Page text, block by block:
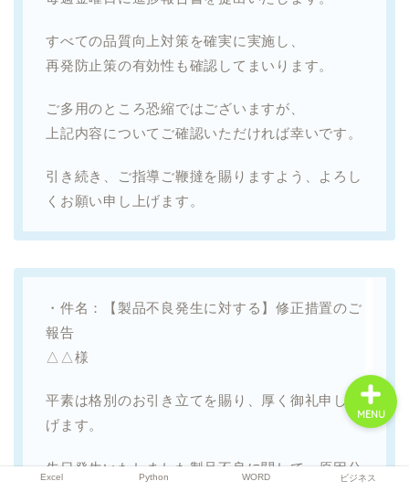
すべての品質向上対策を確実に実施し、
再発防止策の有効性も確認してまいります。
ご多用のところ恐縮ではございますが、
上記内容についてご確認いただければ幸いです。
引き続き、ご指導ご鞭撻を賜りますよう、よろし
くお願い申し上げます。
・件名：【製品不良発生に対する】修正措置のご
報告
△△様
平素は格別のお引き立てを賜り、厚く御礼申し上
げます。
先日発生いたしました製品不良に関して、原因分
Excel Python WORD ビジネス
MENU
ビジネス